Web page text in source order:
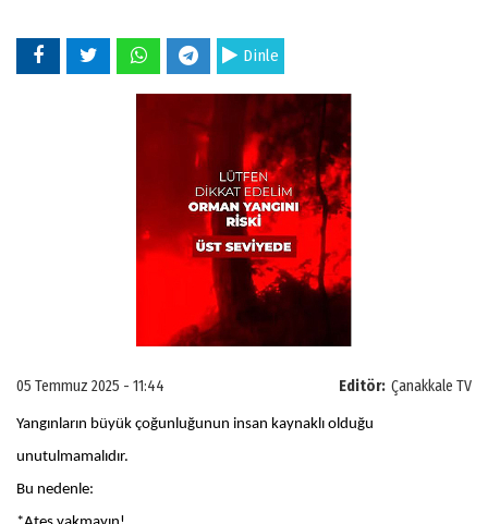
Dinle
Editör: Çanakkale TV
05 Temmuz 2025 - 11:44
Yangınların büyük çoğunluğunun insan kaynaklı olduğu
unutulmamalıdır.
Bu nedenle: